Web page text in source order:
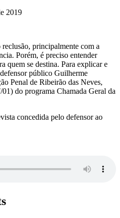
2019
principalmente com a
Porém, é preciso entender
quem se destina. Para explicar e
público Guilherme
Penal de Ribeirão das Neves,
do programa Chamada Geral da
concedida pelo defensor ao